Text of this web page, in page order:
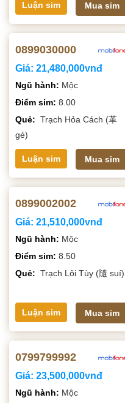
Luận sim Mua sim
0899030000
Giá: 21,480,000vnđ
Ngũ hành: Mộc
Điểm sim: 8.00
Quẻ: Trạch Hỏa Cách (革
gé)
Luận sim Mua sim
0899002002
Giá: 21,510,000vnđ
Ngũ hành: Mộc
Điểm sim: 8.50
Quẻ: Trạch Lôi Tùy (隨 suí)
Luận sim Mua sim
0799799992
Giá: 23,500,000vnđ
Ngũ hành: Mộc